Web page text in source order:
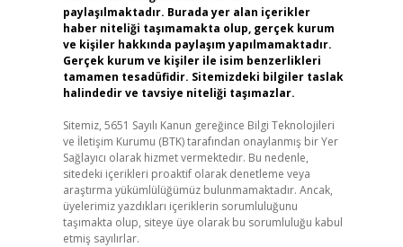
paylaşılmaktadır. Burada yer alan içerikler
haber niteliği taşımamakta olup, gerçek kurum
ve kişiler hakkında paylaşım yapılmamaktadır.
Gerçek kurum ve kişiler ile isim benzerlikleri
tamamen tesadüfidir. Sitemizdeki bilgiler taslak
halindedir ve tavsiye niteliği taşımazlar.
Sitemiz, 5651 Sayılı Kanun gereğince Bilgi Teknolojileri
ve İletişim Kurumu (BTK) tarafından onaylanmış bir Yer
Sağlayıcı olarak hizmet vermektedir. Bu nedenle,
sitedeki içerikleri proaktif olarak denetleme veya
araştırma yükümlülüğümüz bulunmamaktadır. Ancak,
üyelerimiz yazdıkları içeriklerin sorumluluğunu
taşımakta olup, siteye üye olarak bu sorumluluğu kabul
etmiş sayılırlar.